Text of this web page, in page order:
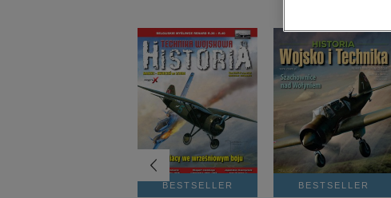
kobiece, lifestyle, kultura
BESTSELLER BESTSELLER